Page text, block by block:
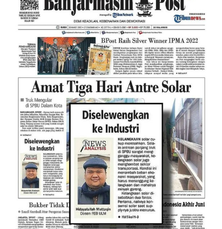
Soal Kelangkaan Solar karena
Diselewengkan ke Industri